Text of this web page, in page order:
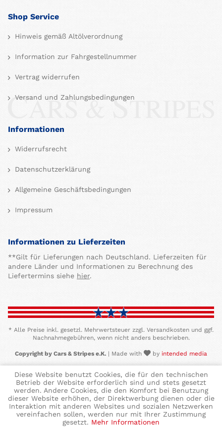
Shop Service
Hinweis gemäß Altölverordnung
Information zur Fahrgestellnummer
Vertrag widerrufen
Versand und Zahlungsbedingungen
Informationen
Widerrufsrecht
Datenschutzerklärung
Allgemeine Geschäftsbedingungen
Impressum
Informationen zu Lieferzeiten
**Gilt für Lieferungen nach Deutschland. Lieferzeiten für
andere Länder und Informationen zu Berechnung des
Liefertermins siehe hier.
* Alle Preise inkl. gesetzl. Mehrwertsteuer zzgl. Versandkosten und ggf.
Nachnahmegebühren, wenn nicht anders beschrieben.
Copyright by Cars & Stripes e.K. | Made with by intended media
Diese Website benutzt Cookies, die für den technischen
Betrieb der Website erforderlich sind und stets gesetzt
werden. Andere Cookies, die den Komfort bei Benutzung
dieser Website erhöhen, der Direktwerbung dienen oder die
Interaktion mit anderen Websites und sozialen Netzwerken
vereinfachen sollen, werden nur mit Ihrer Zustimmung
gesetzt. Mehr Informationen